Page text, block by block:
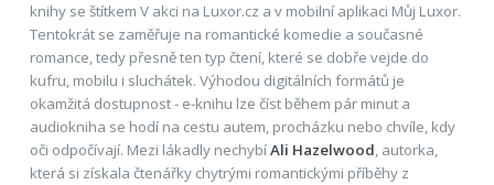
knihy se štítkem V akci na Luxor.cz a v mobilní aplikaci Můj Luxor.
Tentokrát se zaměřuje na romantické komedie a současné
romance, tedy přesně ten typ čtení, které se dobře vejde do
kufru, mobilu i sluchátek. Výhodou digitálních formátů je
okamžitá dostupnost - e-knihu lze číst během pár minut a
audiokniha se hodí na cestu autem, procházku nebo chvíle, kdy
oči odpočívají. Mezi lákadly nechybíAli Hazelwood, autorka,
která si získala čtenářky chytrými romantickými příběhy z